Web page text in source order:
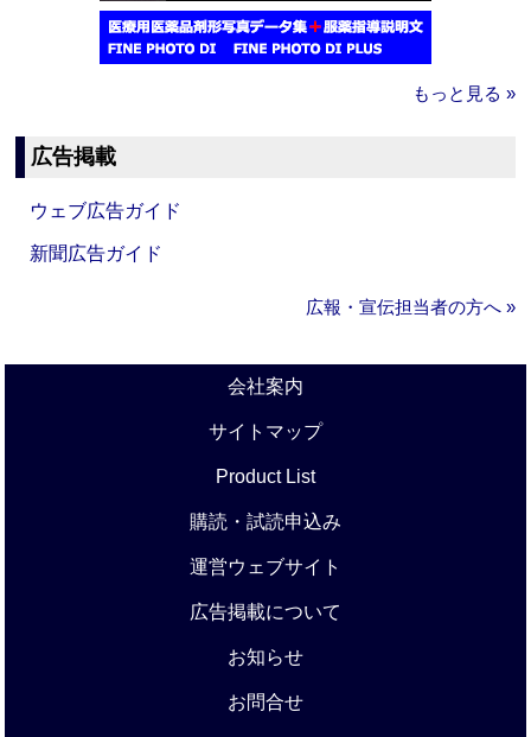
もっと見る »
広告掲載
ウェブ広告ガイド
新聞広告ガイド
広報・宣伝担当者の方へ »
会社案内
サイトマップ
Product List
購読・試読申込み
運営ウェブサイト
広告掲載について
お知らせ
お問合せ